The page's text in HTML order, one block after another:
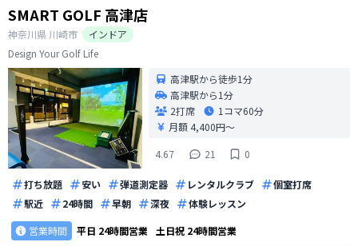
SMART GOLF 高津店
神奈川県 川崎市
インドア
Design Your Golf Life
高津駅から徒歩1分
高津駅から1分
2打席
1コマ60分
月額 4,400円〜
4.67
21 0
打ち放題 安い 弾道測定器 レンタルクラブ
個室打席
駅近
24時間 早朝 深夜
体験レッスン
営業時間
平日 24時間営業 土日祝 24時間営業